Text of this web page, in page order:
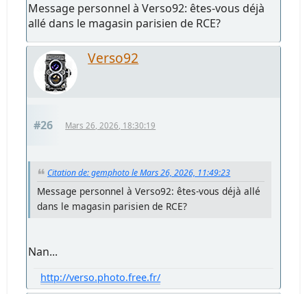
Message personnel à Verso92: êtes-vous déjà
allé dans le magasin parisien de RCE?
Verso92
#26 Mars 26, 2026, 18:30:19
Citation de: gemphoto le Mars 26, 2026, 11:49:23
Message personnel à Verso92: êtes-vous déjà allé
dans le magasin parisien de RCE?
Nan...
http://verso.photo.free.fr/